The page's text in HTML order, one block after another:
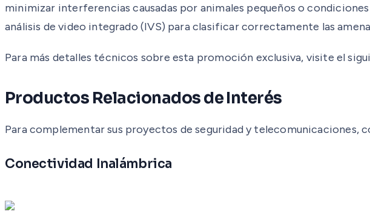
minimizar interferencias causadas por animales pequeños o
análisis de video integrado (IVS) para clasificar correctamente las
Para más detalles técnicos sobre esta promoción exclusiva, visite el
Productos Relacionados de Interés
Para complementar sus proyectos de seguridad y telecomunicaciones,
Conectividad Inalámbrica